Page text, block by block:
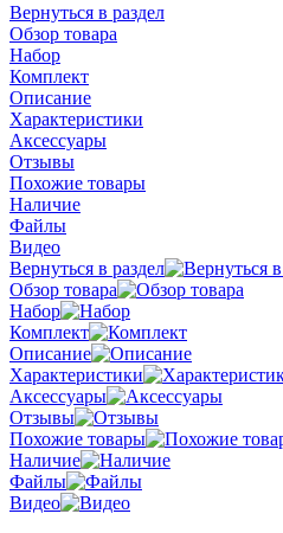
Вернуться в раздел
Обзор товара
Набор
Комплект
Описание
Характеристики
Аксессуары
Отзывы
Похожие товары
Наличие
Файлы
Видео
Вернуться в раздел
Обзор товара
Набор
Комплект
Описание
Характеристики
Аксессуары
Отзывы
Похожие товары
Наличие
Файлы
Видео